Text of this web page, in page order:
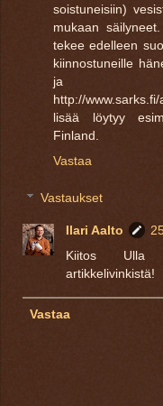
soistuneisiin)
mukaan
tekee edelleen
kiinnostuneille
ja
http://
lisää löytyy
Finland.
Vastaa
Vastaukset
Ilari Aalto
Kiitos Ulla
artikkelivinkistä!
Vastaa